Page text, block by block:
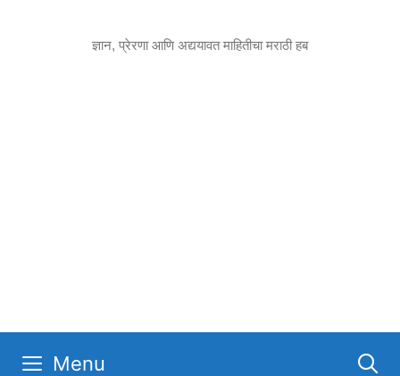
ज्ञान, प्रेरणा आणि अद्ययावत माहितीचा मराठी हब
Menu